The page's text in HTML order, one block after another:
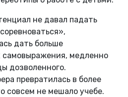
не давал падать
дать больше
самовыражения, медленно
дозволенного.
превратилась в более
совсем не мешало учебе.